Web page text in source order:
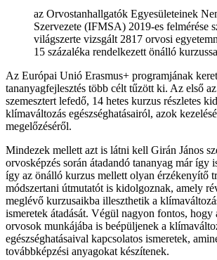
az Orvostanhallgatók Egyesületeinek
Szervezete (IFMSA) 2019-es felmérése
világszerte vizsgált 2817 orvosi
15 százaléka rendelkezett önálló
Az Európai Unió Erasmus+ programjának
tananyagfejlesztés több célt tűzött ki. Az első
szemesztert lefedő, 14 hetes kurzus részletes
klímaváltozás egészséghatásairól, azok
megelőzéséről.
Mindezek mellett azt is látni kell Girán János
orvosképzés során átadandó tananyag már így
így az önálló kurzus mellett olyan érzékenyítő
módszertani útmutatót is kidolgoznak, amely
meglévő kurzusaikba illeszthetik a
ismeretek átadását. Végül nagyon fontos, hogy
orvosok munkájába is beépüljenek a
egészséghatásaival kapcsolatos ismeretek,
továbbképzési anyagokat készítenek.